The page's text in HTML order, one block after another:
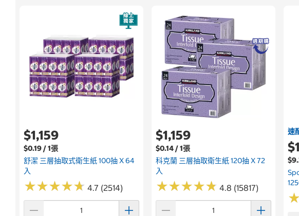
$1,159
$0.19 / 1張
舒潔 三層抽取式衛生紙 100抽 X 64
入
★★★★★
★★★★★ 4.7 (2514)
$1,159
$0.14 / 1張
科克蘭 三層抽取衛生紙 120抽 X 72
入
★★★★★
★★★★★ 4.8 (15817)
速
★
★